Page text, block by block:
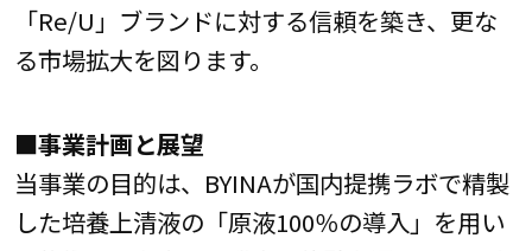
「Re/U」ブランドに対する信頼を築き、更な
る市場拡大を図ります。
■事業計画と展望
当事業の目的は、BYINAが国内提携ラボで精製
した培養上清液の「原液100％の導入」を用い